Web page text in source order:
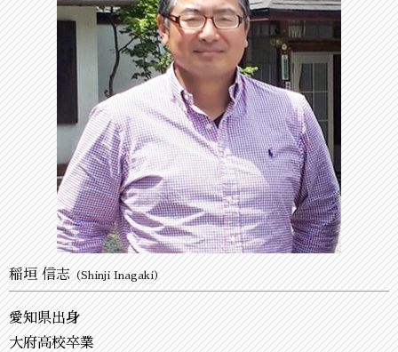
稲垣 信志（Shinji Inagaki）
愛知県出身
大府高校卒業